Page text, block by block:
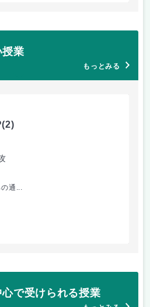
授業
もっとみる
(2)
通...
で受けられる授業